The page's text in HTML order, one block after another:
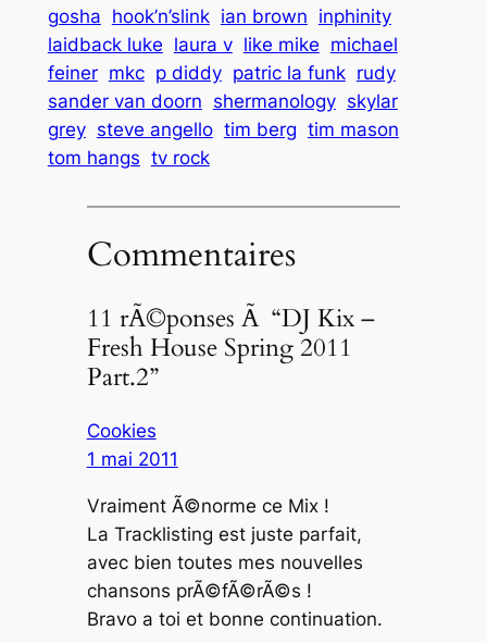
gosha hook’n’slink ian brown inphinity
laidback luke laura v like mike michael
feiner mkc p diddy patric la funk rudy
sander van doorn shermanology skylar
grey steve angello tim berg tim mason
tom hangs tv rock
Commentaires
11 rÃ©ponses Ã “DJ Kix –
Fresh House Spring 2011
Part.2”
Cookies
1 mai 2011
Vraiment Ã©norme ce Mix !
La Tracklisting est juste parfait,
avec bien toutes mes nouvelles
chansons prÃ©fÃ©rÃ©s !
Bravo a toi et bonne continuation.